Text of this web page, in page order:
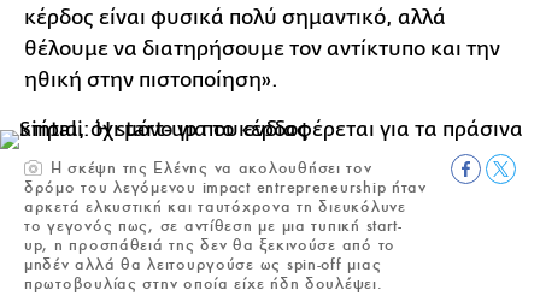
κέρδος είναι φυσικά πολύ σημαντικό, αλλά
θέλουμε να διατηρήσουμε τον αντίκτυπο και την
ηθική στην πιστοποίηση».
Η σκέψη της Ελένης να ακολουθήσει τον
δρόμο του λεγόμενου impact entrepreneurship ήταν
αρκετά ελκυστική και ταυτόχρονα τη διευκόλυνε
το γεγονός πως, σε αντίθεση με μια τυπική start-
up, η προσπάθειά της δεν θα ξεκινούσε από το
μηδέν αλλά θα λειτουργούσε ως spin-off μιας
πρωτοβουλίας στην οποία είχε ήδη δουλέψει.